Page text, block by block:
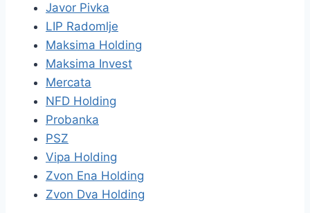
Javor Pivka
LIP Radomlje
Maksima Holding
Maksima Invest
Mercata
NFD Holding
Probanka
PSZ
Vipa Holding
Zvon Ena Holding
Zvon Dva Holding